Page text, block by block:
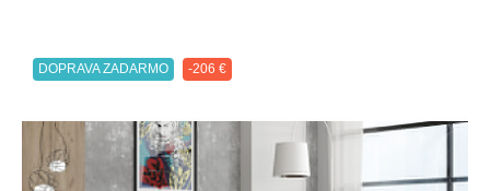
DOPRAVA ZADARMO -206 €
Lepšia funkcia, obsah na mieru a